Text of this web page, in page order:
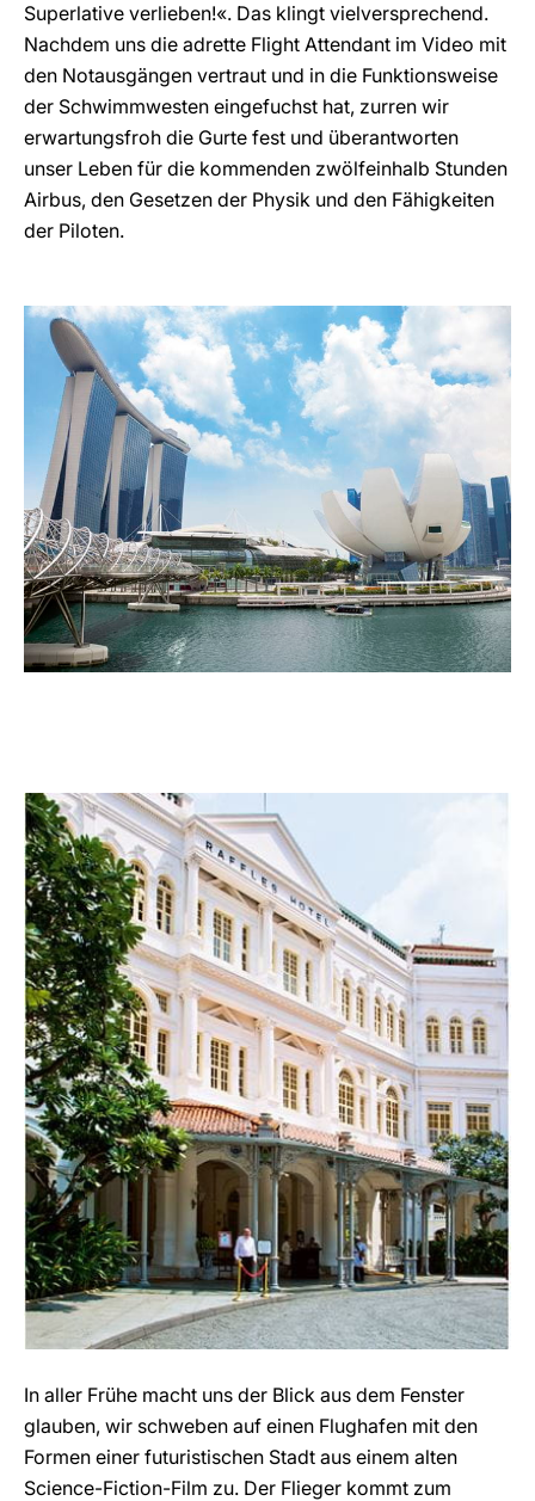
Superlative verlieben!«. Das klingt vielversprechend.
Nachdem uns die adrette Flight Attendant im Video mit
den Notausgängen vertraut und in die Funktionsweise
der Schwimmwesten eingefuchst hat, zurren wir
erwartungsfroh die Gurte fest und überantworten
unser Leben für die kommenden zwölfeinhalb Stunden
Airbus, den Gesetzen der Physik und den Fähigkeiten
der Piloten.
In aller Frühe macht uns der Blick aus dem Fenster
glauben, wir schweben auf einen Flughafen mit den
Formen einer futuristischen Stadt aus einem alten
Science-Fiction-Film zu. Der Flieger kommt zum